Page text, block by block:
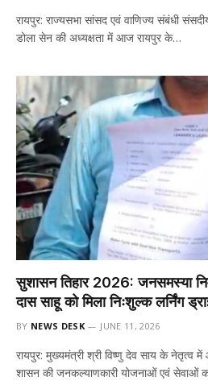
रायपुर: राज्यसभा सांसद एवं वाणिज्य संबंधी
डोला सेन की अध्यक्षता में आज रायपुर के…
सुशासन तिहार 2026: जनसमस्या
दास साहू को मिला निःशुल्क लर्निंग
BY NEWS DESK JUNE 11, 2026
रायपुर: मुख्यमंत्री श्री विष्णु देव साय के नेतृत्व
शासन की जनकल्याणकारी योजनाओं एवं सेवाओं